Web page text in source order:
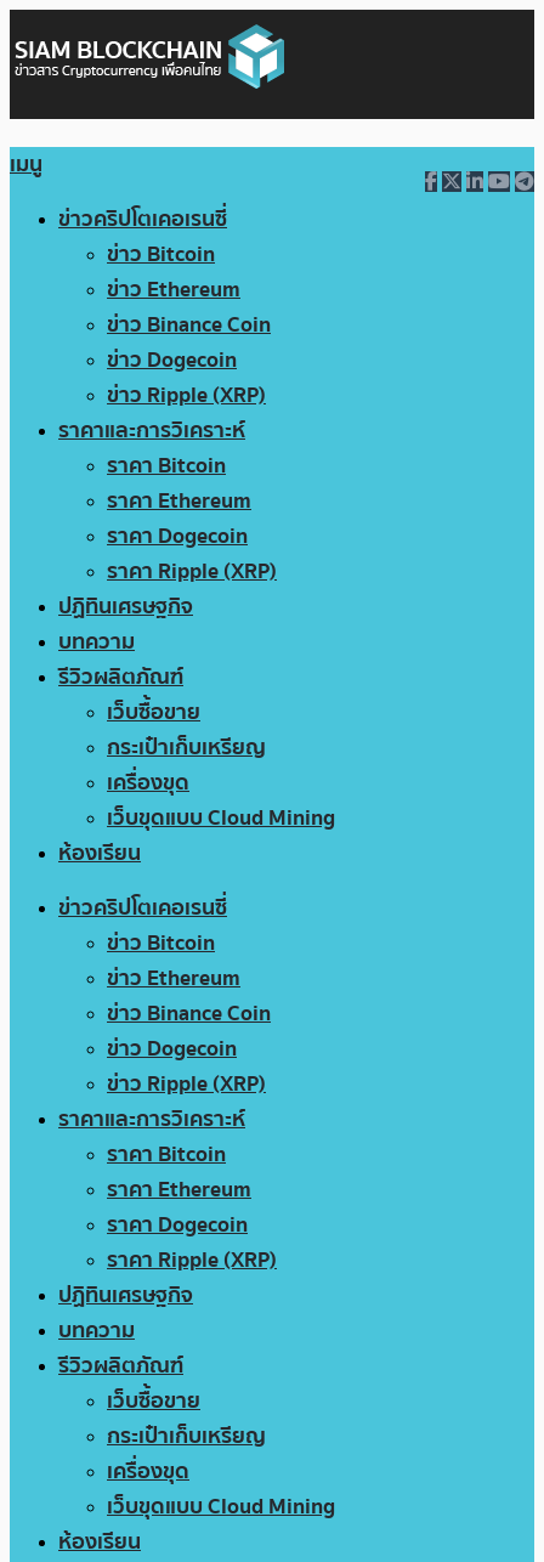
เมนู
ข่าวคริปโตเคอเรนซี่
ข่าว Bitcoin
ข่าว Ethereum
ข่าว Binance Coin
ข่าว Dogecoin
ข่าว Ripple (XRP)
ราคาและการวิเคราะห์
ราคา Bitcoin
ราคา Ethereum
ราคา Dogecoin
ราคา Ripple (XRP)
ปฏิทินเศรษฐกิจ
บทความ
รีวิวผลิตภัณฑ์
เว็บซื้อขาย
กระเป๋าเก็บเหรียญ
เครื่องขุด
เว็บขุดแบบ Cloud Mining
ห้องเรียน
ข่าวคริปโตเคอเรนซี่
ข่าว Bitcoin
ข่าว Ethereum
ข่าว Binance Coin
ข่าว Dogecoin
ข่าว Ripple (XRP)
ราคาและการวิเคราะห์
ราคา Bitcoin
ราคา Ethereum
ราคา Dogecoin
ราคา Ripple (XRP)
ปฏิทินเศรษฐกิจ
บทความ
รีวิวผลิตภัณฑ์
เว็บซื้อขาย
กระเป๋าเก็บเหรียญ
เครื่องขุด
เว็บขุดแบบ Cloud Mining
ห้องเรียน